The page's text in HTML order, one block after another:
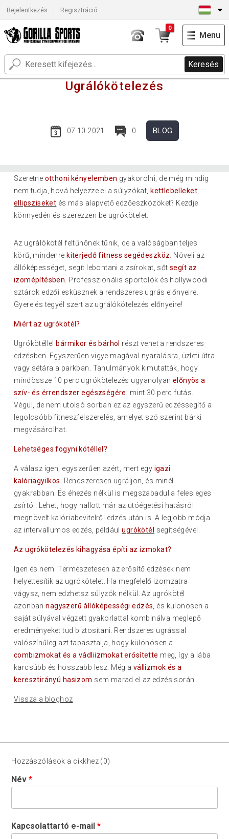
Bejelentkezés Regisztráció
Keresés
0
Menu
Ugrálókötelezés
07.10.2021 0 BLOG
Szeretne otthoni kényelemben gyakorolni, de még mindig
nem tudja, hová helyezze el a súlyzókat, kettlebelleket
ellipsziseket és más alapvető edzőeszközöket? Kezdje
könnyedén és szerezzen be ugrókötelet.
Az ugrálókötél feltűnőnek tűnik, de a valóságban teljes
körű, mindenre kiterjedő fitness segédeszköz . Növeli az
állóképességet, segít lebontani a zsírokat, sőtsegít az
izomépítésben . Professzionális sportolók és hollywoodi
sztárok edzői esküsznek a rendszeres ugrás előnyeire.
Gyere és tegyél szert az ugrálókötelezés előnyeire!
Miért az ugrókötél?
Ugrókötéllel bármikor és bárhol részt vehet a rendszeres
edzésben. Egyszerűen vigye magával nyaralásra, üzleti útra
vagy sétára a parkban. Tanulmányok kimutatták, hogy
mindössze 10 perc ugrókötelezés ugyanolyan előnyös a
szív- és érrendszer egészségére
, mint 30 perc futás.
Végül, de nem utolsó sorban ez az egyszerű edzéssegítő a
legolcsóbb fitneszfelszerelés, amelyet szó szerint bárki
megvásárolhat.
Lehetséges fogyni kötéllel?
A válasz igen, egyszerűen azért, mert egy igazi
kalóriagyilkos
. Rendszeresen ugráljon, és minél
gyakrabban. És éhezés nélkül is megszabadul a felesleges
zsírtól. Lehet, hogy hallott már az utóégetési hatásról
megnövelt kalóriabevitelről edzés után is. A legjobb módja
az intervallumos edzés, példáulugrókötél segítségével.
Az ugrókötelezés kihagyása építi az izmokat?
Igen és nem. Természetesen az erősítő edzések nem
helyettesítik az ugrókötelet. Ha megfelelő izomzatra
vágysz, nem edzhetsz súlyzók nélkül. Az ugrókötél
azonban nagyszerű állóképességi edzés , és különösen a
saját súlyával végzett gyakorlattal kombinálva meglepő
eredményeket tud biztosítani. Rendszeres ugrással
valószínűleg azt tapasztalja, hogy különösen a
combizmokat és a vádliizmokat erősítette meg, így a lába
karcsúbb és hosszabb lesz. Még a vállizmok és a
keresztirányú hasizom sem marad el az edzés során.
Vissza a bloghoz
Hozzászólások a cikkhez (0)
Név
Kapcsolattartó e-mail